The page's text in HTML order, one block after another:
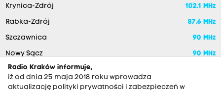
Krynica-Zdrój 102.1 MHz
Rabka-Zdrój 87.6 MHz
Szczawnica 90 MHz
Nowy Sącz
90 MHz
Radio Kraków informuje,
iż od dnia 25 maja 2018 roku wprowadza
aktualizację polityki prywatności i zabezpieczeń w